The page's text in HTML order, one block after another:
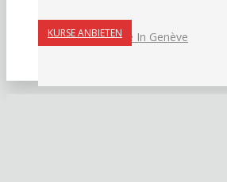
Firmenkurse In Genève
KURSE ANBIETEN